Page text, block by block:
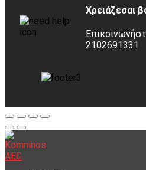
Χρειάζεσαι
2102691331